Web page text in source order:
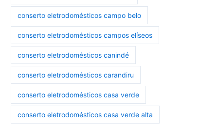
conserto eletrodomésticos campo belo
conserto eletrodomésticos campos elíseos
conserto eletrodomésticos canindé
conserto eletrodomésticos carandiru
conserto eletrodomésticos casa verde
conserto eletrodomésticos casa verde alta